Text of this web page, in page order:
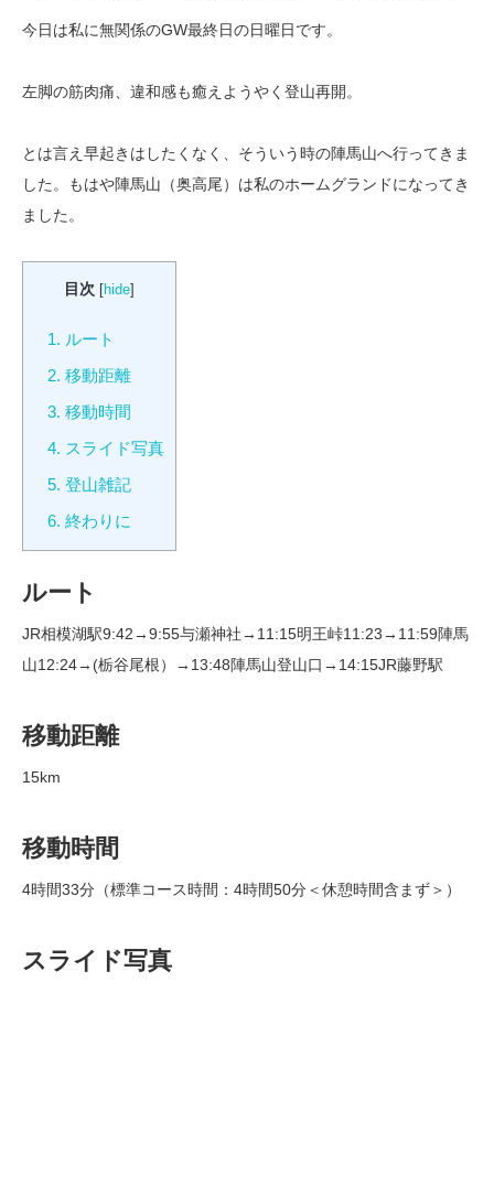
今日は私に無関係のGW最終日の日曜日です。
左脚の筋肉痛、違和感も癒えようやく登山再開。
とは言え早起きはしたくなく、そういう時の陣馬山へ行ってきま
した。もはや陣馬山（奥高尾）は私のホームグランドになってき
ました。
目次 hide
1. ルート
2. 移動距離
3. 移動時間
4. スライド写真
5. 登山雑記
6. 終わりに
ルート
JR相模湖駅9:42→9:55与瀬神社→11:15明王峠11:23→11:59陣馬
山12:24→(栃谷尾根）→13:48陣馬山登山口→14:15JR藤野駅
移動距離
15km
移動時間
4時間33分（標準コース時間：4時間50分＜休憩時間含まず＞）
スライド写真